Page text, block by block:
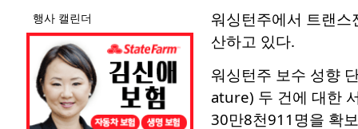
행사 캘린더
워싱턴주에서 트랜
산하고 있다.
워싱턴주 보수 성향
ature) 두 건에 대한
30만8천911명을 확